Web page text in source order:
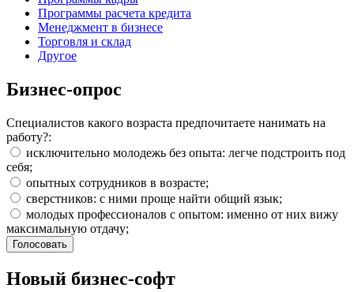
Программы расчета кредита
Менеджмент в бизнесе
Торговля и склад
Другое
Бизнес-опрос
Специалистов какого возраста предпочитаете нанимать на
работу?:
исключительно молодежь без опыта: легче подстроить под
себя;
опытных сотрудников в возрасте;
сверстников: с ними проще найти общий язык;
молодых профессионалов с опытом: именно от них вижу
максимальную отдачу;
Новый бизнес-софт